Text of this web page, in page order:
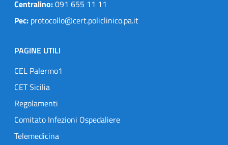
Centralino:091 655 11 11
Pec: protocollo@cert.policlinico.pa.it
PAGINE UTILI
CEL Palermo1
CET Sicilia
Regolamenti
Comitato Infezioni Ospedaliere
Telemedicina